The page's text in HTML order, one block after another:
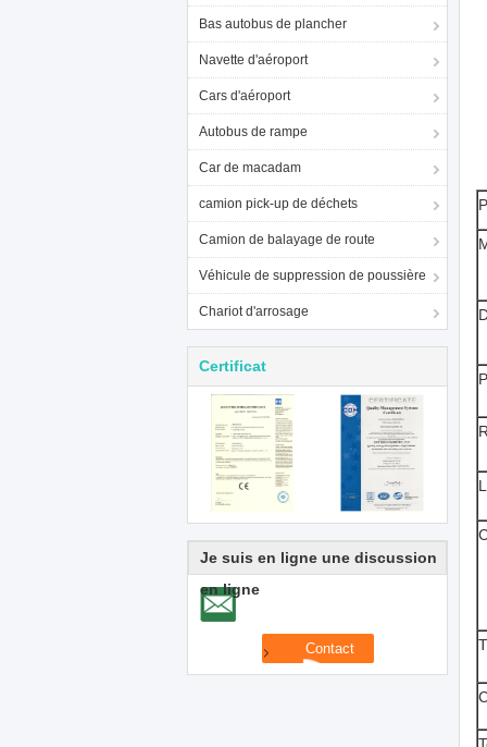
Bas autobus de plancher
Navette d'aéroport
Cars d'aéroport
Autobus de rampe
Car de macadam
camion pick-up de déchets
Camion de balayage de route
Véhicule de suppression de poussière
Chariot d'arrosage
Certificat
Je suis en ligne une discussion
en ligne